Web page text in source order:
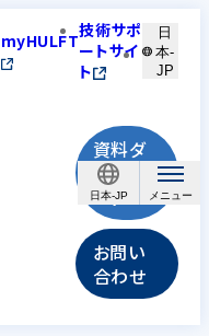
日本-JP
myHULFT技術サポ
ートサイ
ト
日
本-
JP
資料ダ
ウンロ
ード
お問い
合わせ